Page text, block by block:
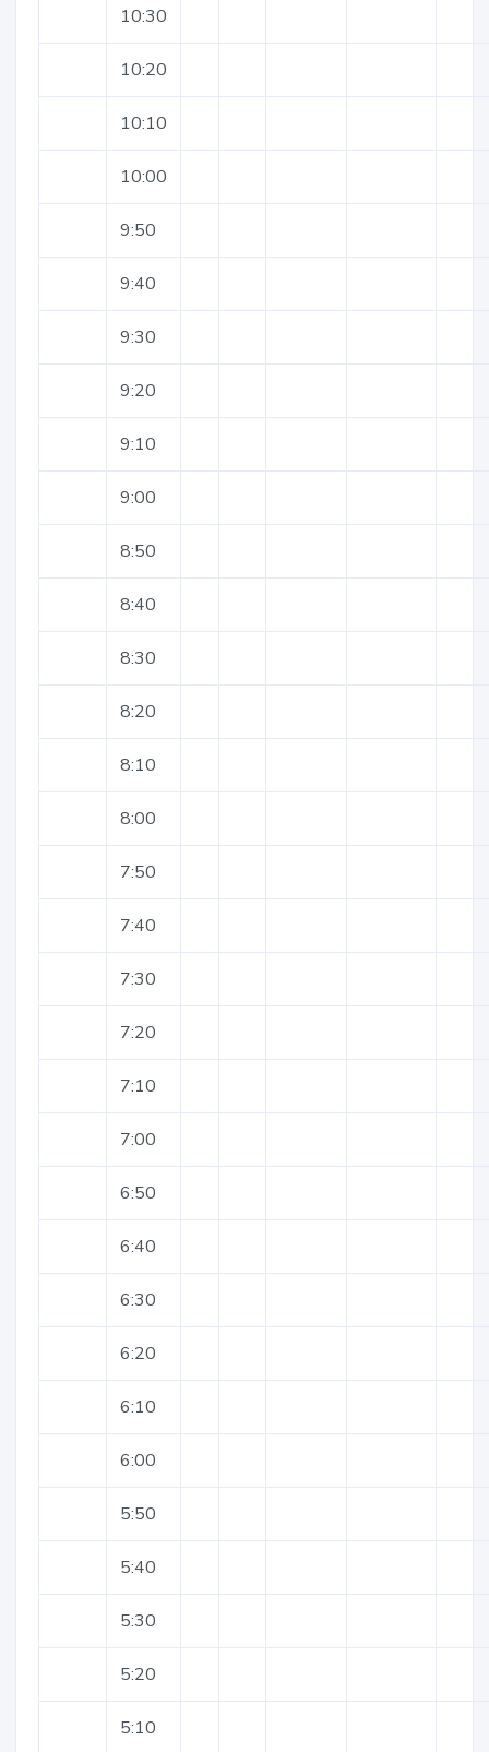
10:30
10:20
10:10
10:00
9:50
9:40
9:30
9:20
9:10
9:00
8:50
8:40
8:30
8:20
8:10
8:00
7:50
7:40
7:30
7:20
7:10
7:00
6:50
6:40
6:30
6:20
6:10
6:00
5:50
5:40
5:30
5:20
5:10